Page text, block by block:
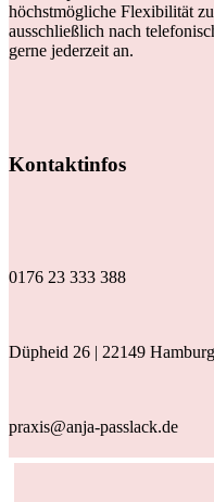
höchstmögliche Flexibilität
ausschließlich nach
gerne jederzeit an.
Kontaktinfos
0176 23 333 388
Düpheid 26 | 22149
praxis@anja-passlack.de